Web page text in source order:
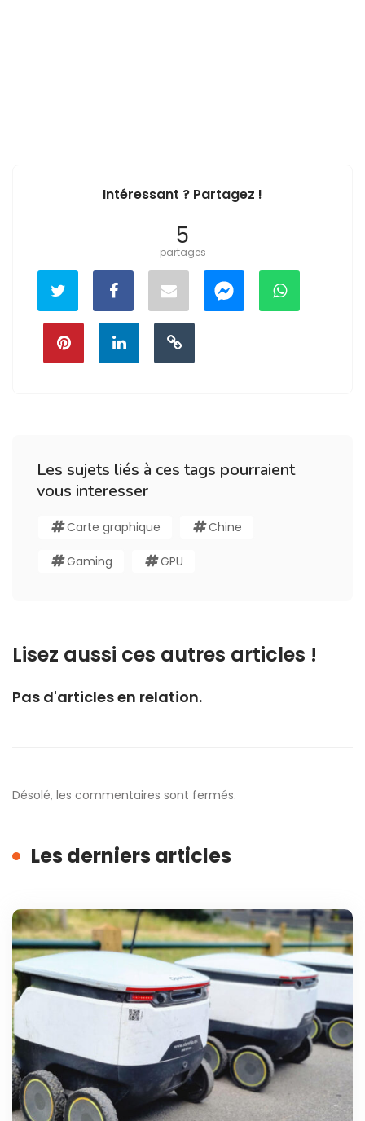
Intéressant ? Partagez !
5
partages
Les sujets liés à ces tags pourraient
vous interesser
Carte graphique Chine
Gaming GPU
Lisez aussi ces autres articles !
Pas d'articles en relation.
Désolé, les commentaires sont fermés.
Les derniers articles